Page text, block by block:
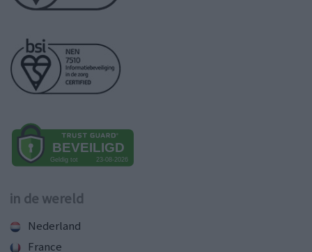
in de wereld
Nederland
France